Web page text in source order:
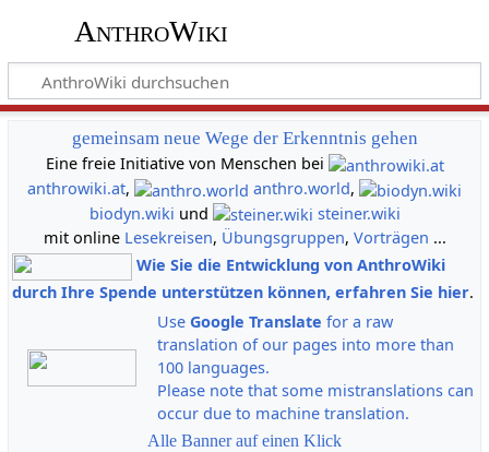
AnthroWiki
gemeinsam neue Wege der Erkenntnis gehen
Eine freie Initiative von Menschen bei
anthrowiki.at, anthro.world,
biodyn.wiki und
steiner.wiki
mit online Lesekreisen, Übungsgruppen, Vorträgen ...
Wie Sie die Entwicklung von AnthroWiki
durch Ihre Spende unterstützen können, erfahren Sie hier.
Use Google Translate for a raw
translation of our pages into more than
100 languages.
Please note that some mistranslations can
occur due to machine translation.
Alle Banner auf einen Klick